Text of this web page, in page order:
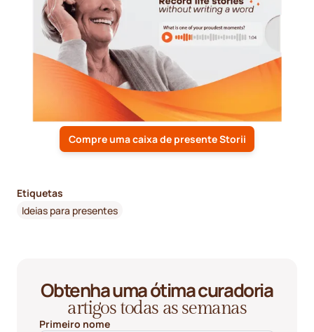
Compre uma caixa de presente Storii
Etiquetas
Ideias para presentes
Obtenha uma ótima curadoria
artigos todas as semanas
Primeiro nome